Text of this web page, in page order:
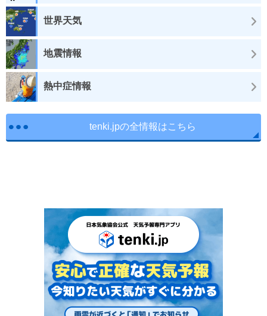
世界天気
地震情報
熱中症情報
tenki.jpの全情報はこちら